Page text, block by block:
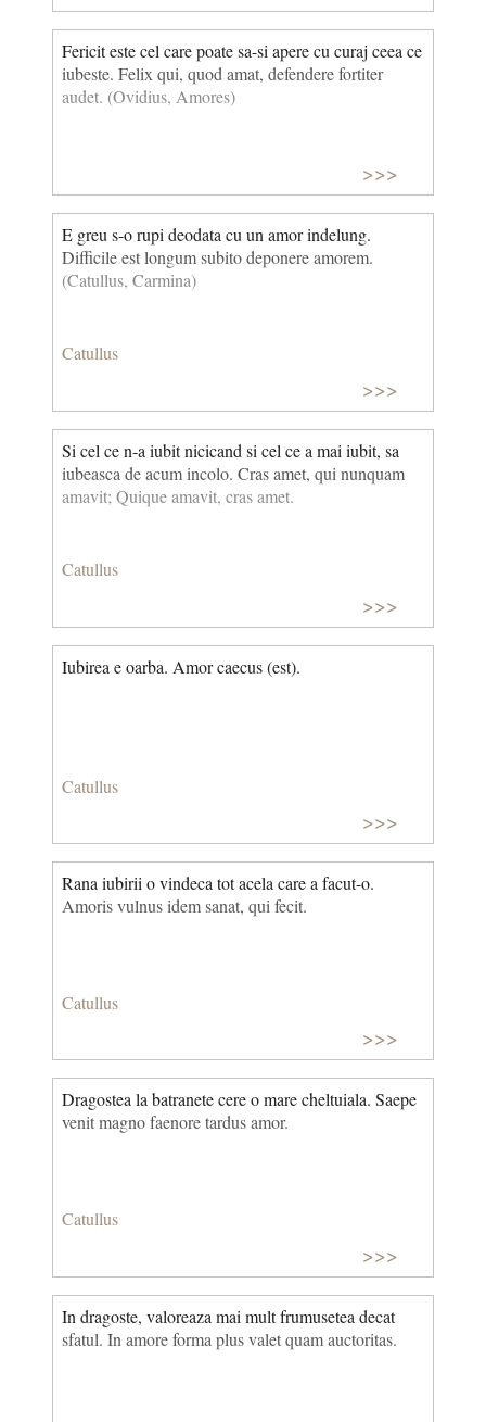
Fericit este cel care poate sa-si apere cu curaj ceea ce
iubeste. Felix qui, quod amat, defendere fortiter
audet. (Ovidius, Amores)
>>>
E greu s-o rupi deodata cu un amor indelung.
Difficile est longum subito deponere amorem.
(Catullus, Carmina)
Catullus
>>>
Si cel ce n-a iubit nicicand si cel ce a mai iubit, sa
iubeasca de acum incolo. Cras amet, qui nunquam
amavit; Quique amavit, cras amet.
Catullus
>>>
Iubirea e oarba. Amor caecus (est).
Catullus
>>>
Rana iubirii o vindeca tot acela care a facut-o.
Amoris vulnus idem sanat, qui fecit.
Catullus
>>>
Dragostea la batranete cere o mare cheltuiala. Saepe
venit magno faenore tardus amor.
Catullus
>>>
In dragoste, valoreaza mai mult frumusetea decat
sfatul. In amore forma plus valet quam auctoritas.